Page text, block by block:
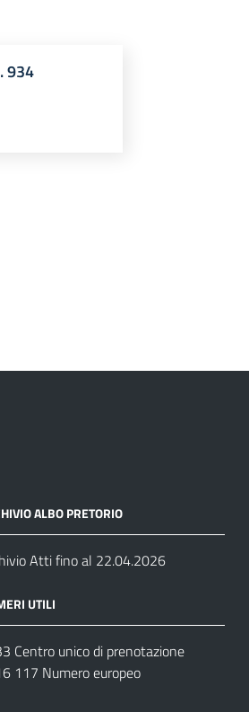
934
ALBO PRETORIO
Atti fino al 22.04.2026
UTILI
Centro unico di prenotazione
117 Numero europeo